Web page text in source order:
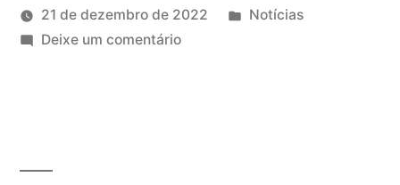
21 de dezembro de 2022
Notícias
Deixe um comentário